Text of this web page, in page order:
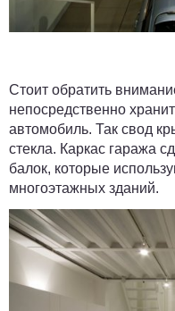
Стоит обратить
непосредственно
автомобиль. Так свод
стекла. Каркас гаража
балок, которые
многоэтажных зданий.